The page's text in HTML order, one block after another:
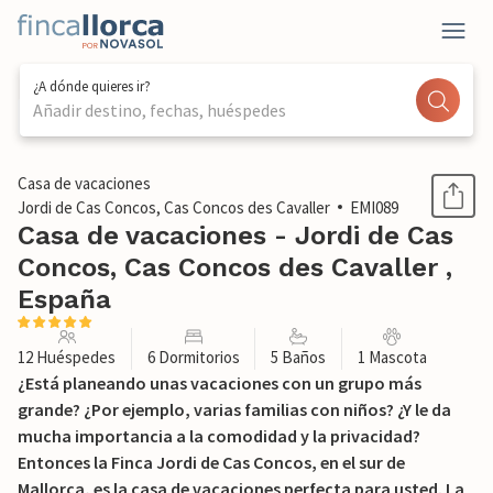
¿A dónde quieres ir?
Añadir destino, fechas, huéspedes
1 / 61
Casa de vacaciones
Jordi de Cas Concos, Cas Concos des Cavaller
EMI089
Casa de vacaciones - Jordi de Cas
Concos, Cas Concos des Cavaller ,
España
12 Huéspedes 6 Dormitorios 5 Baños 1 Mascota
¿Está planeando unas vacaciones con un grupo más
grande? ¿Por ejemplo, varias familias con niños? ¿Y le da
mucha importancia a la comodidad y la privacidad?
Entonces la Finca Jordi de Cas Concos, en el sur de